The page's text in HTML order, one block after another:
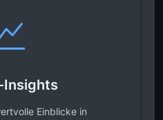
Insights
Einblicke in